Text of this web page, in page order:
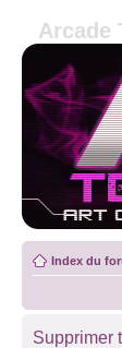
Arcade
Index du
Supprimer